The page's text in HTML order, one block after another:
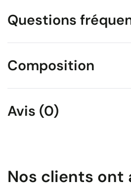
Questions
Composition
Avis (0)
Nos clients ont